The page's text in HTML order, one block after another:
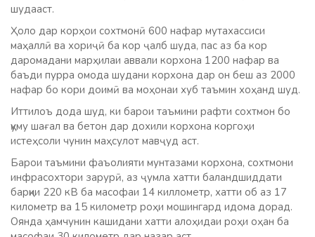
шудааст.
Ҳоло дар корҳои сохтмонӣ 600 нафар мутахассиси
маҳаллӣ ва хориҷӣ ба кор ҷалб шуда, пас аз ба кор
даромадани марҳилаи аввали корхона 1200 нафар ва
баъди пурра омода шудани корхона дар он беш аз 2000
нафар бо кори доимӣ ва моҳонаи хуб таъмин хоҳанд шуд.
Иттилоъ дода шуд, ки барои таъмини рафти сохтмон бо
қуму шағал ва бетон дар дохили корхона коргоҳи
истеҳсоли чунин маҳсулот мавҷуд аст.
Барои таъмини фаъолияти мунтазами корхона, сохтмони
инфрасохтори зарурӣ, аз ҷумла хатти баландшиддати
барқии 220 кВ ба масофаи 14 киллометр, хатти об аз 17
километр ва 15 километр роҳи мошингард идома дорад.
Оянда ҳамчунин кашидани хатти алоҳидаи роҳи оҳан ба